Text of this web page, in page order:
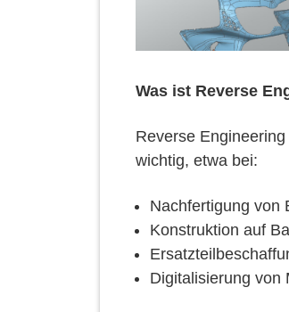
Was ist Reverse
Reverse
wichtig, etwa bei:
Nachfertigung von
Konstruktion auf
Digitalisierung von